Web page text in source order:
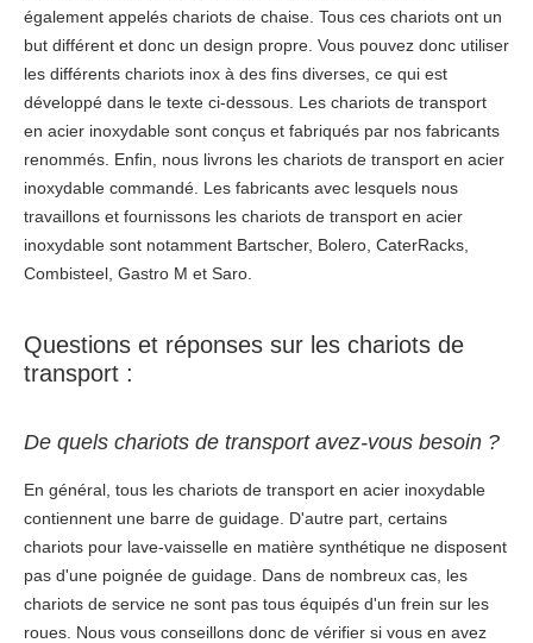
également appelés chariots de chaise. Tous ces chariots ont un
but différent et donc un design propre. Vous pouvez donc utiliser
les différents chariots inox à des fins diverses, ce qui est
développé dans le texte ci-dessous. Les chariots de transport
en acier inoxydable sont conçus et fabriqués par nos fabricants
renommés. Enfin, nous livrons les chariots de transport en acier
inoxydable commandé. Les fabricants avec lesquels nous
travaillons et fournissons les chariots de transport en acier
inoxydable sont notamment Bartscher, Bolero, CaterRacks,
Combisteel, Gastro M et Saro.
Questions et réponses sur les chariots de
transport :
De quels chariots de transport avez-vous besoin ?
En général, tous les chariots de transport en acier inoxydable
contiennent une barre de guidage. D'autre part, certains
chariots pour lave-vaisselle en matière synthétique ne disposent
pas d'une poignée de guidage. Dans de nombreux cas, les
chariots de service ne sont pas tous équipés d'un frein sur les
roues. Nous vous conseillons donc de vérifier si vous en avez